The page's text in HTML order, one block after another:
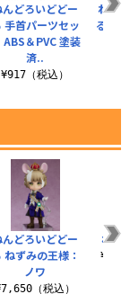
んどろいどどー
手首パーツセッ
ABS＆PVC 塗装
済..
¥917（税込）
ねん
る 手
んどろいどどー
ねずみの王様：
ノワ
（税込）
ねん